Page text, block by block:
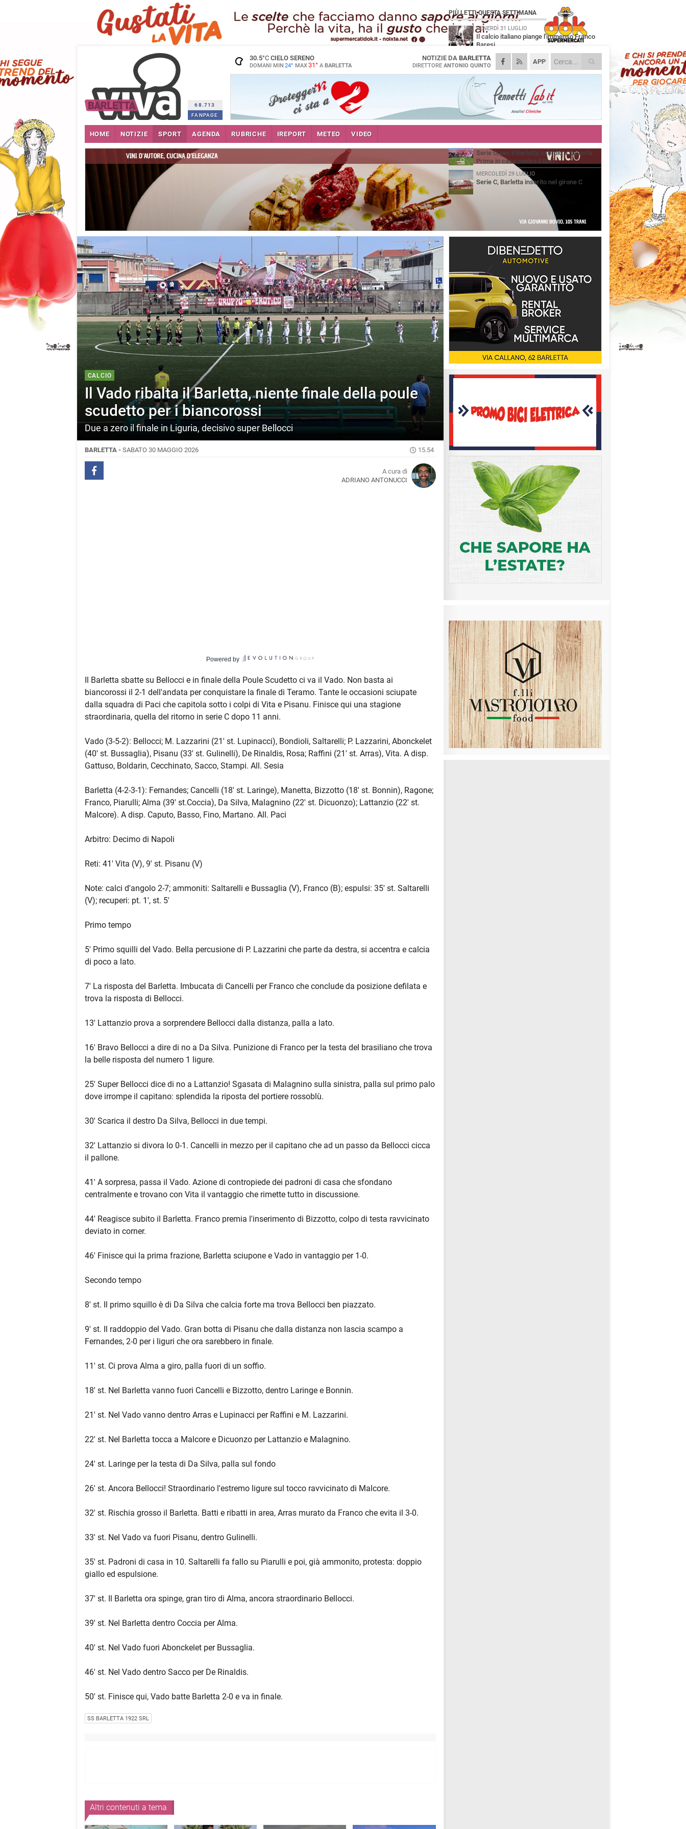
68.713
FANPAGE
30.5°CCIELO SERENO
DOMANI MIN 24° MAX31° A BARLETTA
APP
NOTIZIE DA BARLETTA
DIRETTORE ANTONIO QUINTO
HOME NOTIZIE SPORT AGENDA RUBRICHE IREPORT METEO VIDEO
CALCIO
Il Vado ribalta il Barletta, niente finale della poule
scudetto per i biancorossi
Due a zero il finale in Liguria, decisivo super Bellocci
BARLETTA - SABATO 30 MAGGIO 2026 15.54
A cura di
ADRIANO ANTONUCCI
Powered by
Il Barletta sbatte su Bellocci e in finale della Poule Scudetto ci va il Vado. Non basta ai
biancorossi il 2-1 dell'andata per conquistare la finale di Teramo. Tante le occasioni sciupate
dalla squadra di Paci che capitola sotto i colpi di Vita e Pisanu. Finisce qui una stagione
straordinaria, quella del ritorno in serie C dopo 11 anni.
Vado (3-5-2): Bellocci; M. Lazzarini (21' st. Lupinacci), Bondioli, Saltarelli; P. Lazzarini, Abonckelet
(40' st. Bussaglia), Pisanu (33' st. Gulinelli), De Rinaldis, Rosa; Raffini (21' st. Arras), Vita. A disp.
Gattuso, Boldarin, Cecchinato, Sacco, Stampi. All. Sesia
Barletta (4-2-3-1): Fernandes; Cancelli (18' st. Laringe), Manetta, Bizzotto (18' st. Bonnin), Ragone;
Franco, Piarulli; Alma (39' st.Coccia), Da Silva, Malagnino (22' st. Dicuonzo); Lattanzio (22' st.
Malcore). A disp. Caputo, Basso, Fino, Martano. All. Paci
Arbitro: Decimo di Napoli
Reti: 41' Vita (V), 9' st. Pisanu (V)
Note: calci d'angolo 2-7; ammoniti: Saltarelli e Bussaglia (V), Franco (B); espulsi: 35' st. Saltarelli
(V); recuperi: pt. 1', st. 5'
Primo tempo
5' Primo squilli del Vado. Bella percusione di P. Lazzarini che parte da destra, si accentra e calcia
di poco a lato.
7' La risposta del Barletta. Imbucata di Cancelli per Franco che conclude da posizione defilata e
trova la risposta di Bellocci.
13' Lattanzio prova a sorprendere Bellocci dalla distanza, palla a lato.
16' Bravo Bellocci a dire di no a Da Silva. Punizione di Franco per la testa del brasiliano che trova
la belle risposta del numero 1 ligure.
25' Super Bellocci dice di no a Lattanzio! Sgasata di Malagnino sulla sinistra, palla sul primo palo
dove irrompe il capitano: splendida la riposta del portiere rossoblù.
30' Scarica il destro Da Silva, Bellocci in due tempi.
32' Lattanzio si divora lo 0-1. Cancelli in mezzo per il capitano che ad un passo da Bellocci cicca
il pallone.
41' A sorpresa, passa il Vado. Azione di contropiede dei padroni di casa che sfondano
centralmente e trovano con Vita il vantaggio che rimette tutto in discussione.
44' Reagisce subito il Barletta. Franco premia l'inserimento di Bizzotto, colpo di testa ravvicinato
deviato in corner.
46' Finisce qui la prima frazione, Barletta sciupone e Vado in vantaggio per 1-0.
​Secondo tempo
8' st. Il primo squillo è di Da Silva che calcia forte ma trova Bellocci ben piazzato.
9' st. Il raddoppio del Vado. Gran botta di Pisanu che dalla distanza non lascia scampo a
Fernandes, 2-0 per i liguri che ora sarebbero in finale.
11' st. Ci prova Alma a giro, palla fuori di un soffio.
18' st. Nel Barletta vanno fuori Cancelli e Bizzotto, dentro Laringe e Bonnin.
21' st. Nel Vado vanno dentro Arras e Lupinacci per Raffini e M. Lazzarini.
22' st. Nel Barletta tocca a Malcore e Dicuonzo per Lattanzio e Malagnino.
24' st. Laringe per la testa di Da Silva, palla sul fondo
26' st. Ancora Bellocci! Straordinario l'estremo ligure sul tocco ravvicinato di Malcore.
32' st. Rischia grosso il Barletta. Batti e ribatti in area, Arras murato da Franco che evita il 3-0.
33' st. Nel Vado va fuori Pisanu, dentro Gulinelli.
35' st. Padroni di casa in 10. Saltarelli fa fallo su Piarulli e poi, già ammonito, protesta: doppio
giallo ed espulsione.
37' st. Il Barletta ora spinge, gran tiro di Alma, ancora straordinario Bellocci.
39' st. Nel Barletta dentro Coccia per Alma.
40' st. Nel Vado fuori Abonckelet per Bussaglia.
46' st. Nel Vado dentro Sacco per De Rinaldis.
50' st. Finisce qui, Vado batte Barletta 2-0 e va in finale.
SS BARLETTA 1922 SRL
Altri contenuti a tema
PIÙ LETTI QUESTA SETTIMANA
VENERDÌ 31 LUGLIO
Il calcio italiano piange l'immenso Franco
Baresi
VENERDÌ 31 LUGLIO
Serie C Sky Wifi: fissate date e orari delle
prime otto giornate di campionato.
SABATO 1 AGOSTO
Poker di Da Silva, Barletta batte Soccer
Trani 4-1 in amichevole
VENERDÌ 31 LUGLIO
Barletta 1922: un avvio tostissimo e
GIOVEDÌ 30 LUGLIO
Serie C, per il Barletta esordio a Caserta.
Prima in casa contro il Bari
MERCOLEDÌ 29 LUGLIO
Serie C, Barletta inserito nel girone C